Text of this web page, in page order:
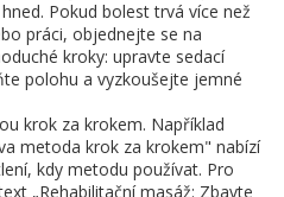
Pokud bolest trvá více než
práci, objednejte se na
kroky: upravte sedací
polohu a vyzkoušejte jemné
krok za krokem. Například
metoda krok za krokem" nabízí
kdy metodu používat. Pro
„Rehabilitační masáž: Zbavte